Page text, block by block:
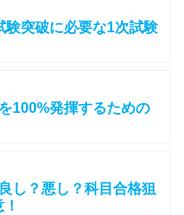
験突破に必要な1次試験
100%発揮するための
し？悪し？科目合格狙